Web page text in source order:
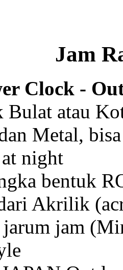
Jam
Clock -
Bulat atau
Metal,
night
bentuk
Akrilik
jarum jam